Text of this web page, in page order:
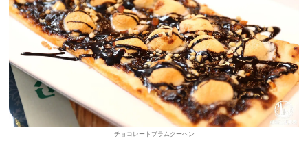
チョコレートブラムクーヘン